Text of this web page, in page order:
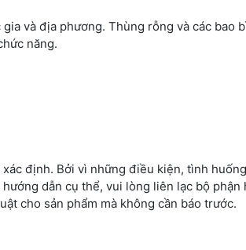
và địa phương. Thùng rỗng và các bao
năng.
định. Bởi vì những điều kiện, tình
dẫn cụ thể, vui lòng liên lạc bộ phận
cho sản phẩm mà không cần báo trước.